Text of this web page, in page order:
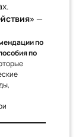
—
по
по